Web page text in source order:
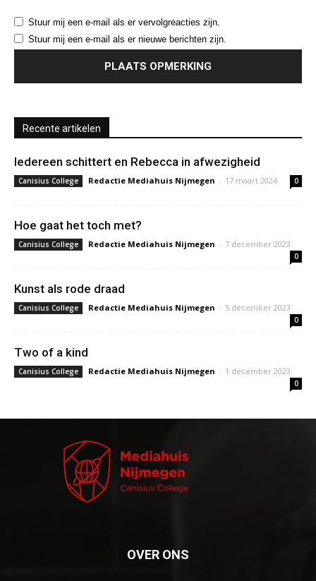
Stuur mij een e-mail als er vervolgreacties zijn.
Stuur mij een e-mail als er nieuwe berichten zijn.
Recente artikelen
Iedereen schittert en Rebecca in afwezigheid
Canisius College Redactie Mediahuis Nijmegen - 17 maart 2024 0
Hoe gaat het toch met?
Canisius College Redactie Mediahuis Nijmegen - 7 december 2023
0
Kunst als rode draad
Canisius College Redactie Mediahuis Nijmegen - 5 december 2023
0
Two of a kind
Canisius College Redactie Mediahuis Nijmegen - 1 december 2023
0
OVER ONS